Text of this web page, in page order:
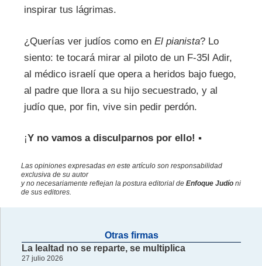
inspirar tus lágrimas.
¿Querías ver judíos como en El pianista? Lo
siento: te tocará mirar al piloto de un F-35I Adir,
al médico israelí que opera a heridos bajo fuego,
al padre que llora a su hijo secuestrado, y al
judío que, por fin, vive sin pedir perdón.
¡Y no vamos a disculparnos por ello! ▪
Las opiniones expresadas en este artículo son responsabilidad
exclusiva de su autor
y no necesariamente reflejan la postura editorial de Enfoque Judíoni
de sus editores.
Otras firmas
La lealtad no se reparte, se multiplica
27 julio 2026